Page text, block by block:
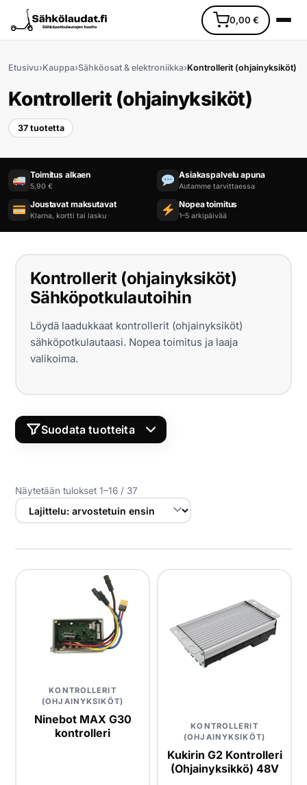
0,00 €
Etusivu
Ajoneuvot
Varaosat
Lisävarusteet
Huoltopalvelu
Yrityksille
Yhteystiedot
Etusivu›Kauppa›Sähköosat & elektroniikka›Kontrollerit (ohjainyksiköt)
Kontrollerit (ohjainyksiköt)
37 tuotetta
Toimitus alkaen
5,90 €
Asiakaspalvelu apuna
Autamme tarvittaessa
Joustavat maksutavat
Klarna, kortti tai lasku
Nopea toimitus
1–5 arkipäivää
Kontrollerit (ohjainyksiköt)
Sähköpotkulautoihin
Löydä laadukkaat kontrollerit (ohjainyksiköt)
sähköpotkulautaasi. Nopea toimitus ja laaja
valikoima.
Suodata tuotteita
(OHJAINYKSIKÖT)
MERKKI
MALLI
HAE
Näytetään tulokset 1–16 / 37
KONTROLLERIT
(OHJAINYKSIKÖT)
Ninebot MAX G30
kontrolleri
KONTROLLERIT
(OHJAINYKSIKÖT)
Kukirin G2 Kontrolleri
(Ohjainyksikkö) 48V